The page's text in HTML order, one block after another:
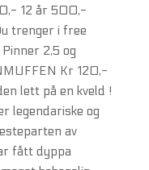
12 år 500,-
trenger i free
2,5 og
Kr 120,-
lett på en kveld !
legendariske og
av
fått dyppa